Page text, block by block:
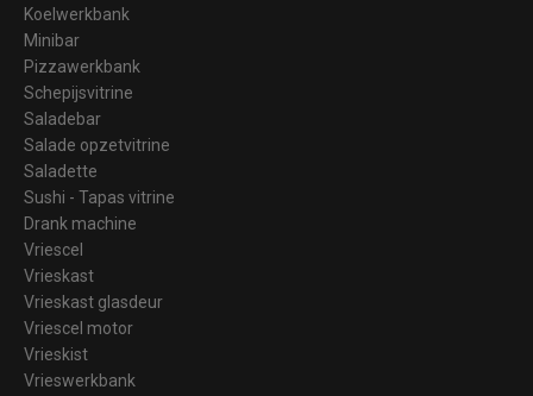
Koelwerkbank
Minibar
Pizzawerkbank
Schepijsvitrine
Saladebar
Salade opzetvitrine
Saladette
Sushi - Tapas vitrine
Drank machine
Vriescel
Vrieskast
Vrieskast glasdeur
Vriescel motor
Vrieskist
Vrieswerkbank